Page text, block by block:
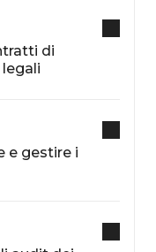
di
e gestire i